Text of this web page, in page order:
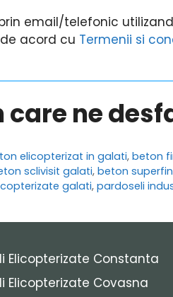
email/telefonic
acord cu Termenii si
ne
elicopterizat in galati,beton
sclivisit galati, beton
galati, pardoseli
Elicopterizate Constanta
Elicopterizate Covasna